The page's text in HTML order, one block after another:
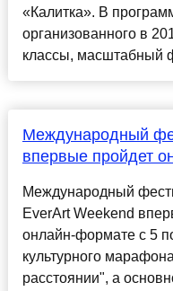
«Калитка». В
организованного в
классы, масштабный
Международный
впервые пройдет
Международный
EverArt Weekend
онлайн-формате с 5
культурного
расстоянии", а